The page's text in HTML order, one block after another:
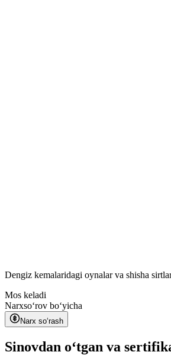
Dengiz kemalaridagi oynalar va shisha
Mos keladi
Narxsoʻrov boʻyicha
Narx soʻrash
Sinovdan oʻtgan va